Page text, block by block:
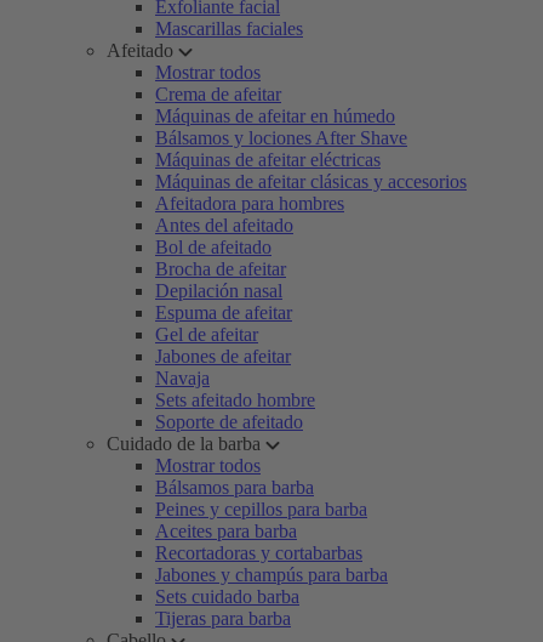
Exfoliante facial
Mascarillas faciales
Afeitado
Mostrar todos
Crema de afeitar
Máquinas de afeitar en húmedo
Bálsamos y lociones After Shave
Máquinas de afeitar eléctricas
Máquinas de afeitar clásicas y accesorios
Afeitadora para hombres
Antes del afeitado
Bol de afeitado
Brocha de afeitar
Depilación nasal
Espuma de afeitar
Gel de afeitar
Jabones de afeitar
Navaja
Sets afeitado hombre
Soporte de afeitado
Cuidado de la barba
Mostrar todos
Bálsamos para barba
Peines y cepillos para barba
Aceites para barba
Recortadoras y cortabarbas
Jabones y champús para barba
Sets cuidado barba
Tijeras para barba